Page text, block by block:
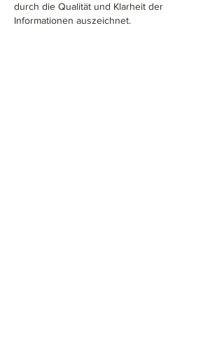
durch die Qualität und Klarheit der
Informationen auszeichnet.